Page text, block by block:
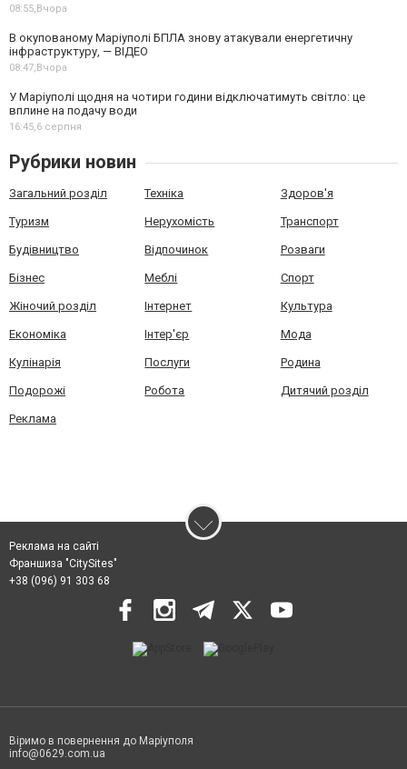
08:55,Вчора
В окупованому Маріуполі БПЛА знову атакували енергетичну
інфраструктуру, — ВІДЕО
08:47,Вчора
У Маріуполі щодня на чотири години відключатимуть світло: це
вплине на подачу води
16:45,6 серпня
Рубрики новин
Загальний розділ Техніка Здоров'я
Туризм Нерухомість Транспорт
Будівництво Відпочинок Розваги
Бізнес Меблі Спорт
Жіночий розділ Інтернет Культура
Економіка Інтер'єр Мода
Кулінарія Послуги Родина
Подорожі Робота Дитячий розділ
Реклама
Реклама на сайті
Франшиза "CitySites"
+38 (096) 91 303 68
Віримо в повернення до Маріуполя
info@0629.com.ua